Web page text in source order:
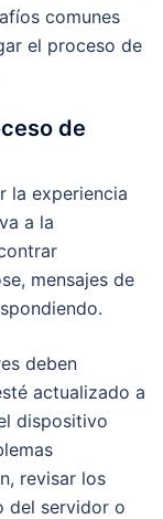
comunes
el proceso de
de
la experiencia
a la
mensajes de
deben
actualizado a
dispositivo
revisar los
del servidor o